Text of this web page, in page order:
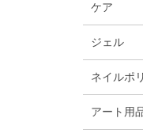
ケア
ジェル
ネイルポ
アート用